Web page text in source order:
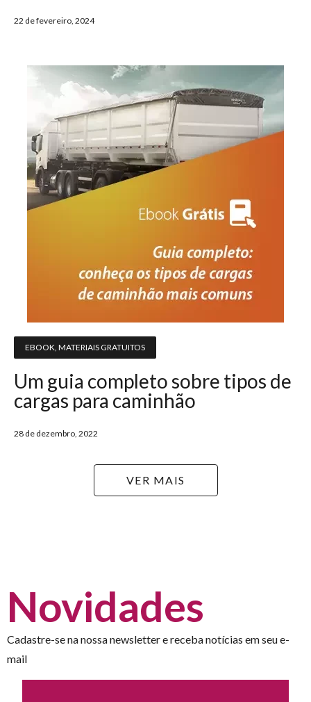
22 de fevereiro, 2024
EBOOK MATERIAIS GRATUITOS
Um guia completo sobre tipos de
cargas para caminhão
28 de dezembro, 2022
VER MAIS
Novidades
Cadastre-se na nossa newsletter e receba notícias em seu e-
mail